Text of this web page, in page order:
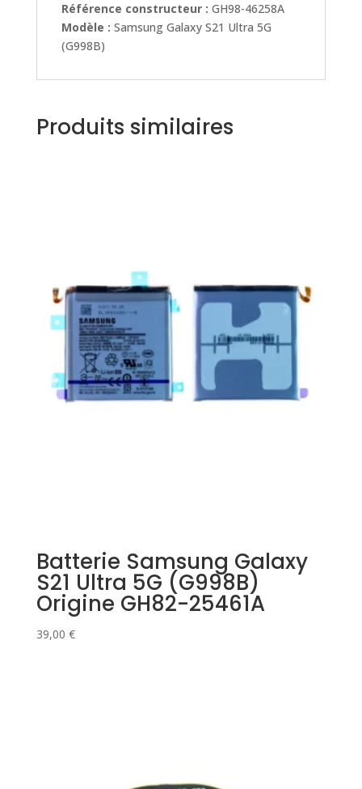
Référence constructeur : GH98-46258A
Modèle : Samsung Galaxy S21 Ultra 5G
(G998B)
Produits similaires
Batterie Samsung Galaxy
S21 Ultra 5G (G998B)
Origine GH82-25461A
39,00 €